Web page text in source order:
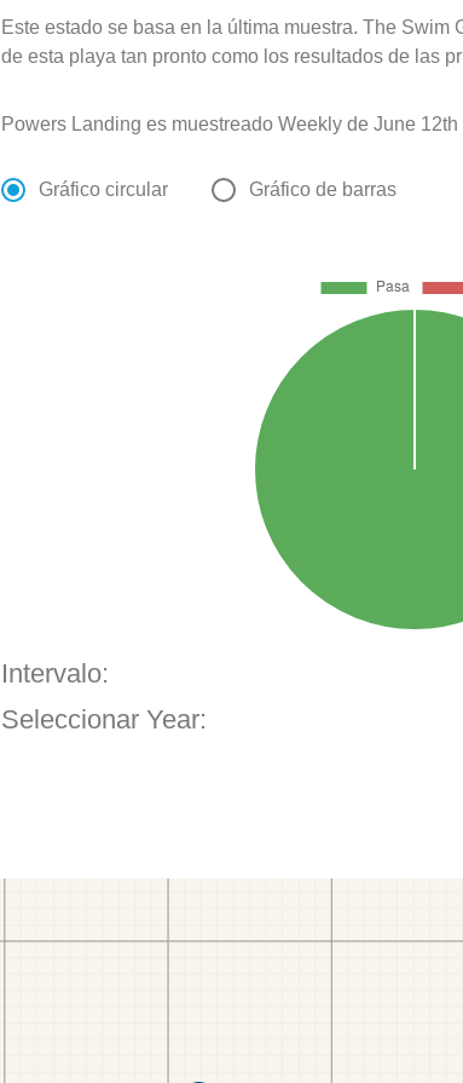
Este estado se basa en la última muestra. The Swim
de esta playa tan pronto como los resultados de las
Powers Landing es muestreado Weekly de June 12th
Gráfico circular Gráfico de barras
Intervalo:
Seleccionar Year: